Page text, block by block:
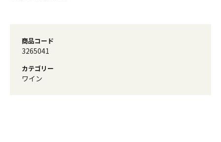
商品コード
3265041
カテゴリー
ワイン